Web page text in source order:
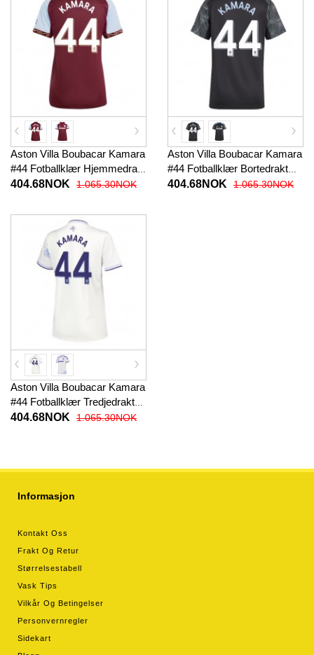
Aston Villa Boubacar Kamara
#44 Fotballklær Hjemmedrakt
Dame 2025-26 Kortermet
404.68NOK 1.065.30NOK
Aston Villa Boubacar Kamara
#44 Fotballklær Bortedrakt
Dame 2025-26 Kortermet
404.68NOK 1.065.30NOK
Aston Villa Boubacar Kamara
#44 Fotballklær Tredjedrakt
Dame 2025-26 Kortermet
404.68NOK 1.065.30NOK
Informasjon
Kontakt Oss
Frakt Og Retur
Størrelsestabell
Vask Tips
Vilkår Og Betingelser
Personvernregler
Sidekart